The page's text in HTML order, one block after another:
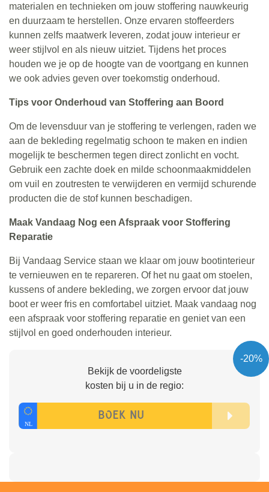
materialen en technieken om jouw stoffering nauwkeurig
en duurzaam te herstellen. Onze ervaren stoffeerders
kunnen zelfs maatwerk leveren, zodat jouw interieur er
weer stijlvol en als nieuw uitziet. Tijdens het proces
houden we je op de hoogte van de voortgang en kunnen
we ook advies geven over toekomstig onderhoud.
Tips voor Onderhoud van Stoffering aan Boord
Om de levensduur van je stoffering te verlengen, raden we
aan de bekleding regelmatig schoon te maken en indien
mogelijk te beschermen tegen direct zonlicht en vocht.
Gebruik een zachte doek en milde schoonmaakmiddelen
om vuil en zoutresten te verwijderen en vermijd schurende
producten die de stof kunnen beschadigen.
Maak Vandaag Nog een Afspraak voor Stoffering
Reparatie
Bij Vandaag Service staan we klaar om jouw bootinterieur
te vernieuwen en te repareren. Of het nu gaat om stoelen,
kussens of andere bekleding, we zorgen ervoor dat jouw
boot er weer fris en comfortabel uitziet. Maak vandaag nog
een afspraak voor stoffering reparatie en geniet van een
stijlvol en goed onderhouden interieur.
-20%
Bekijk de voordeligste
kosten bij u in de regio: